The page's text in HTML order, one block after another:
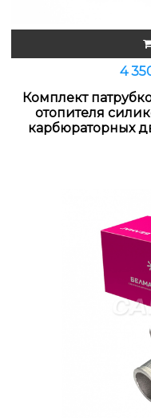
4
Комплект
отопителя
карбюраторных